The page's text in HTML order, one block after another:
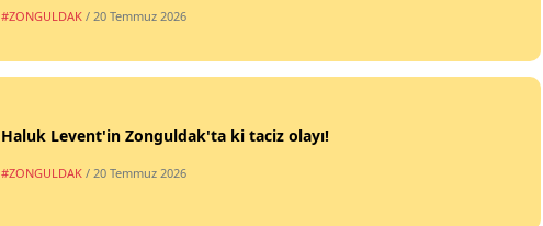
#ZONGULDAK / 20 Temmuz 2026
Haluk Levent'in Zonguldak'ta ki taciz olayı!
#ZONGULDAK / 20 Temmuz 2026